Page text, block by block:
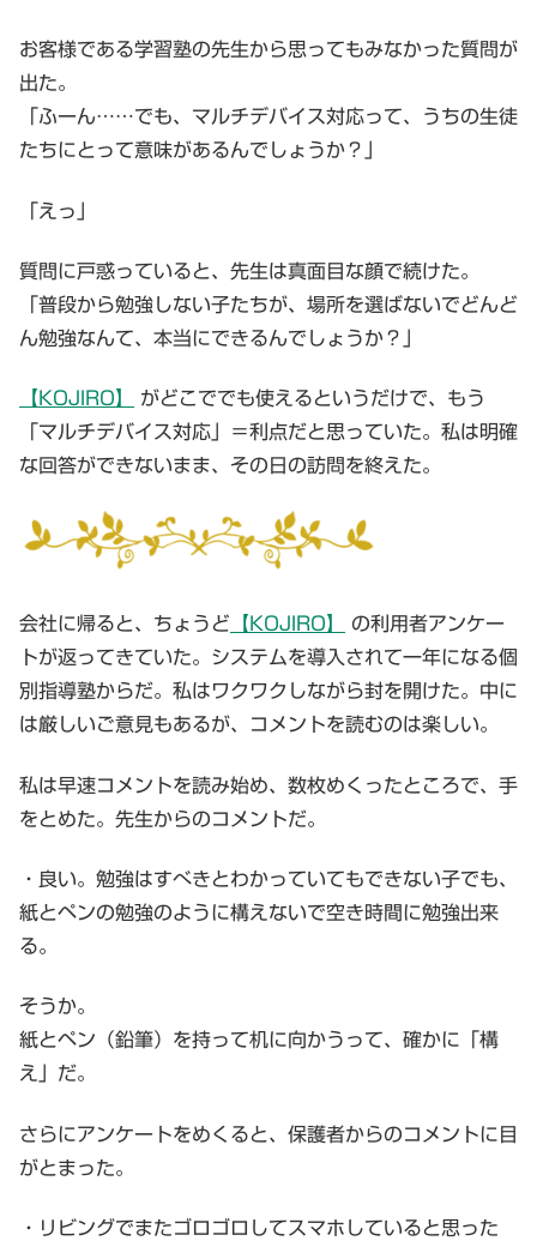
お客様である学習塾の先生から思ってもみなかった質問が
出た。
「ふーん……でも、マルチデバイス対応って、うちの生徒
たちにとって意味があるんでしょうか？」
「えっ」
質問に戸惑っていると、先生は真面目な顔で続けた。
「普段から勉強しない子たちが、場所を選ばないでどんど
ん勉強なんて、本当にできるんでしょうか？」
【KOJIRO】
がどこででも使えるというだけで、もう
「マルチデバイス対応」＝利点だと思っていた。私は明確
な回答ができないまま、その日の訪問を終えた。
会社に帰ると、ちょうど 【KOJIRO】
の利用者アンケー
トが返ってきていた。システムを導入されて一年になる個
別指導塾からだ。私はワクワクしながら封を開けた。中に
は厳しいご意見もあるが、コメントを読むのは楽しい。
私は早速コメントを読み始め、数枚めくったところで、手
をとめた。先生からのコメントだ。
・良い。勉強はすべきとわかっていてもできない子でも、
紙とペンの勉強のように構えないで空き時間に勉強出来
る。
そうか。
紙とペン（鉛筆）を持って机に向かうって、確かに「構
え」だ。
さらにアンケートをめくると、保護者からのコメントに目
がとまった。
・リビングでまたゴロゴロしてスマホしていると思った